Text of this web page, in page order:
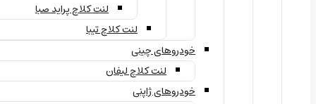
لنت کلاچ پراید صبا
لنت کلاچ تیبا
خودروهای چینی
لنت کلاچ لیفان
خودروهای ژاپنی